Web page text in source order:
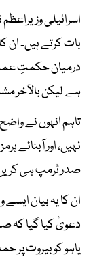
اسرائیلی
بات کرتے ہیں۔ ان
درمیان حکمتِ
ہے لیکن بالآخر
تاہم انہوں نے
نہیں، اور آبنائے
صدر ٹرمپ ہی
ان کا یہ بیان
دعویٰ کیا گیا کہ
یاہو کو بیروت